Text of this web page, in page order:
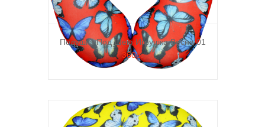
Подушка Под Шею Игрушка Весна 01
360р.